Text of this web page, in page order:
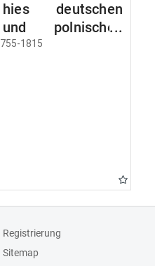
hies deutschen
und polnischen
Pfarrers
1815
Registrierung
Sitemap